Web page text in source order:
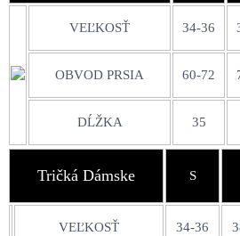
VEĽKOSŤ 34-36
OBVOD PRSIA 60-72
DĹŽKA 35
Tričká Dámske S
VEĽKOSŤ 34-36